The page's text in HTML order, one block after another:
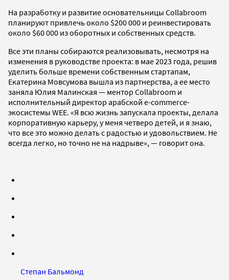
На разработку и развитие основательницы Collabroom
планируют привлечь около $200 000 и реинвестировать
около $60 000 из оборотных и собственных средств.
Все эти планы собираются реализовывать, несмотря на
изменения в руководстве проекта: в мае 2023 года, решив
уделить больше времени собственным стартапам,
Екатерина Мовсумова вышла из партнерства, а ее место
заняла Юлия Малинская — ментор Collabroom и
исполнительный директор арабской e-commerce-
экосистемы WEE. «Я всю жизнь запускала проекты, делала
корпоративную карьеру, у меня четверо детей, и я знаю,
что все это можно делать с радостью и удовольствием. Не
всегда легко, но точно не на надрыве», — говорит она.
Степан Бальмонд